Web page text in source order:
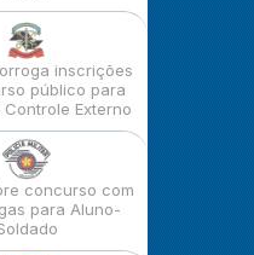
inscrições
público para
Externo
concurso com
para Aluno-